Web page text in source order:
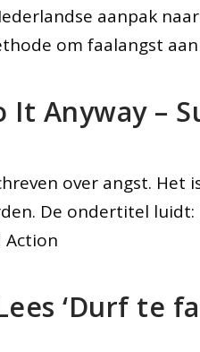
aanpak
om faalangst
It Anyway –
over angst. Het
De ondertitel
Action
‘Durf te